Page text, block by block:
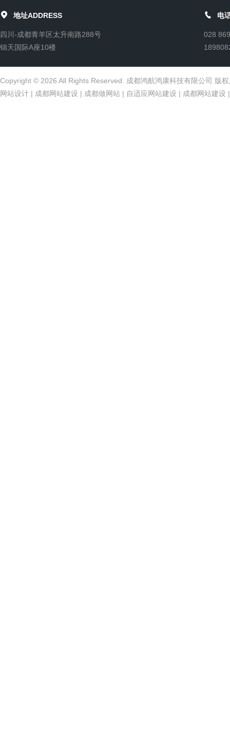
 地址ADDRESS
四川-成都青羊区太升南路288号
锦天国际A座10楼
 电
028
Copyright © 2026 All Rights Reserved. 成都鸿航鸿康科技有限公司 版
网站设计 | 成都网站建设 | 成都做网站 | 自适应网站建设 | 成都网站建设